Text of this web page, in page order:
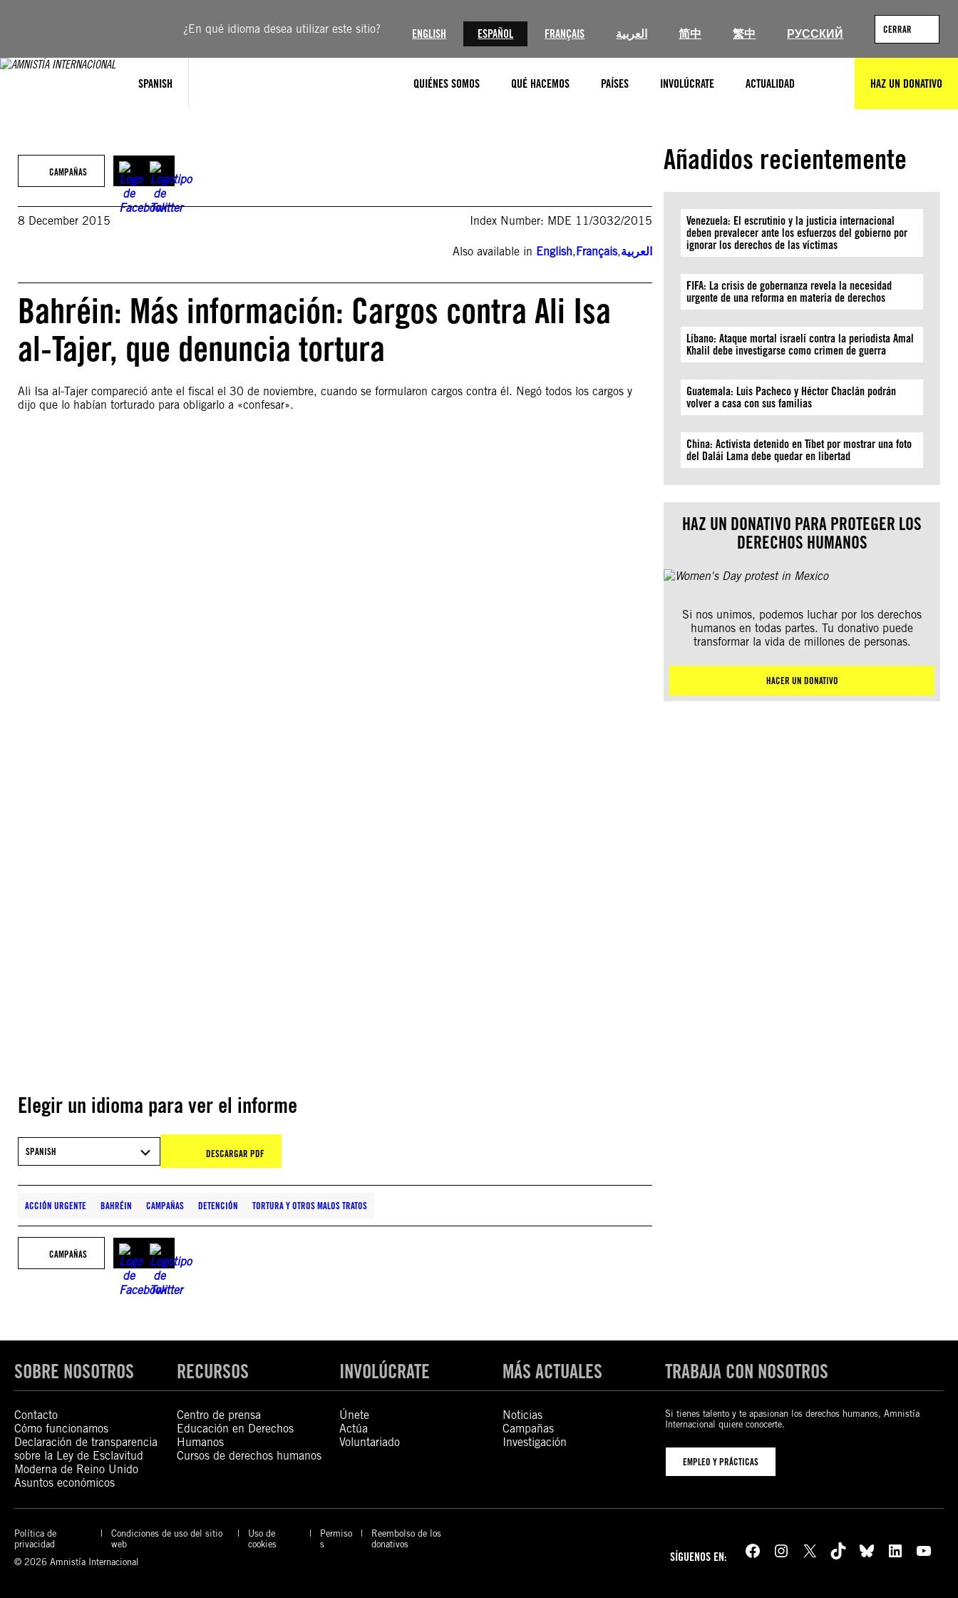
¿En qué idioma desea utilizar este sitio? ENGLISH ESPAÑOL FRANÇAIS العربية 简中 繁中 РУССКИЙ CERRAR
SPANISH QUIÉNES SOMOS QUÉ HACEMOS PAÍSES INVOLÚCRATE ACTUALIDAD HAZ UN DONATIVO
CAMPAÑAS
8 December 2015 Index Number: MDE 11/3032/2015
Also available in English,Français,العربية
Bahréin: Más información: Cargos contra Ali Isa
al-Tajer, que denuncia tortura
Ali Isa al-Tajer compareció ante el fiscal el 30 de noviembre, cuando se formularon cargos contra él. Negó todos los cargos y
dijo que lo habían torturado para obligarlo a «confesar».
Elegir un idioma para ver el informe
SPANISH DESCARGAR PDF
ACCIÓN URGENTE BAHRÉIN CAMPAÑAS DETENCIÓN TORTURA Y OTROS MALOS TRATOS
CAMPAÑAS
Añadidos recientemente
Venezuela: El escrutinio y la justicia internacional
deben prevalecer ante los esfuerzos del gobierno por
ignorar los derechos de las víctimas
FIFA: La crisis de gobernanza revela la necesidad
urgente de una reforma en materia de derechos
Líbano: Ataque mortal israelí contra la periodista Amal
Khalil debe investigarse como crimen de guerra
Guatemala: Luis Pacheco y Héctor Chaclán podrán
volver a casa con sus familias
China: Activista detenido en Tíbet por mostrar una foto
del Dalái Lama debe quedar en libertad
HAZ UN DONATIVO PARA PROTEGER LOS
DERECHOS HUMANOS
Si nos unimos, podemos luchar por los derechos
humanos en todas partes. Tu donativo puede
transformar la vida de millones de personas.
HACER UN DONATIVO
SOBRE NOSOTROS
Contacto
Cómo funcionamos
Declaración de transparencia
sobre la Ley de Esclavitud
Moderna de Reino Unido
Asuntos económicos
RECURSOS
Centro de prensa
Educación en Derechos
Humanos
Cursos de derechos humanos
INVOLÚCRATE
Únete
Actúa
Voluntariado
MÁS ACTUALES
Noticias
Campañas
Investigación
TRABAJA CON NOSOTROS
Si tienes talento y te apasionan los derechos humanos, Amnistía
Internacional quiere conocerte.
EMPLEO Y PRÁCTICAS
Política de
privacidad
Condiciones de uso del sitio
web
Uso de
cookies
Permiso
s
Reembolso de los
donativos
© 2026 Amnistía Internacional
SÍGUENOS EN: Facebook Instagram X TikTok Bluesky LinkedIn YouTube